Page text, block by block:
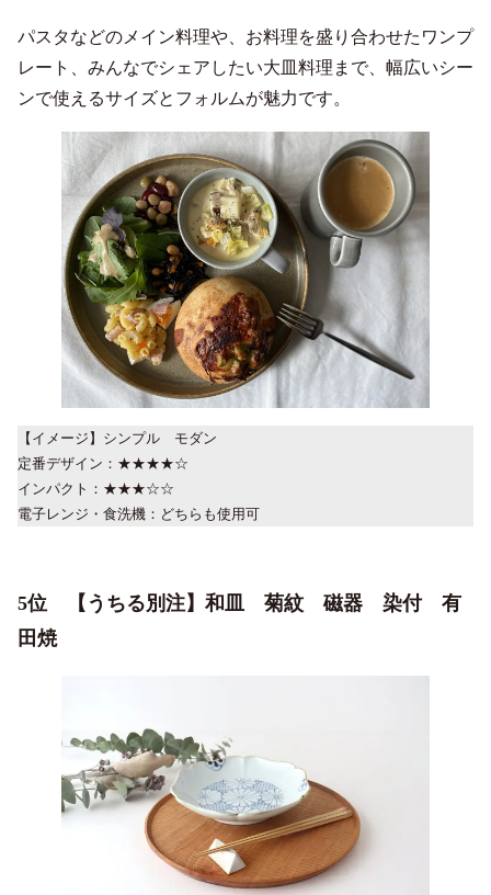
パスタなどのメイン料理や、お料理を盛り合わせたワンプ
レート、みんなでシェアしたい大皿料理まで、幅広いシー
ンで使えるサイズとフォルムが魅力です。
【イメージ】シンプル モダン
定番デザイン：★★★★☆
インパクト：★★★☆☆
電子レンジ・食洗機：どちらも使用可
5位 【うちる別注】和皿 菊紋 磁器 染付 有
田焼